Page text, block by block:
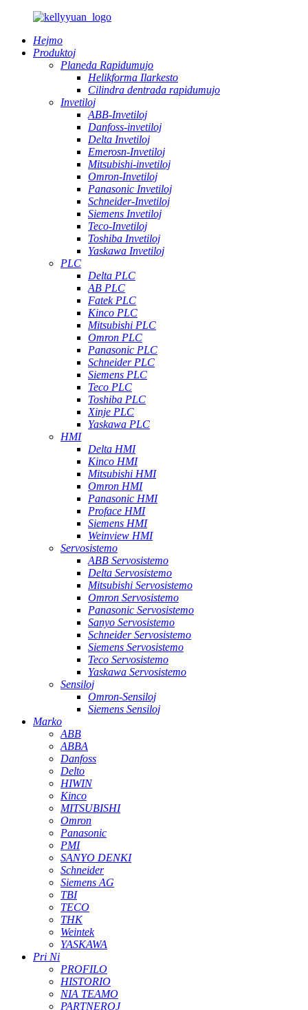
Hejmo
Produktoj
Planeda Rapidumujo
Helikforma Ilarkesto
Cilindra dentrada rapidumujo
Invetiloj
ABB-Invetiloj
Danfoss-invetiloj
Delta Invetiloj
Emerosn-Invetiloj
Mitsubishi-invetiloj
Omron-Invetiloj
Panasonic Invetiloj
Schneider-Invetiloj
Siemens Invetiloj
Teco-Invetiloj
Toshiba Invetiloj
Yaskawa Invetiloj
PLC
Delta PLC
AB PLC
Fatek PLC
Kinco PLC
Mitsubishi PLC
Omron PLC
Panasonic PLC
Schneider PLC
Siemens PLC
Teco PLC
Toshiba PLC
Xinje PLC
Yaskawa PLC
HMI
Delta HMI
Kinco HMI
Mitsubishi HMI
Omron HMI
Panasonic HMI
Proface HMI
Siemens HMI
Weinview HMI
Servosistemo
ABB Servosistemo
Delta Servosistemo
Mitsubishi Servosistemo
Omron Servosistemo
Panasonic Servosistemo
Sanyo Servosistemo
Schneider Servosistemo
Siemens Servosistemo
Teco Servosistemo
Yaskawa Servosistemo
Sensiloj
Omron-Sensiloj
Siemens Sensiloj
Marko
ABB
ABBA
Danfoss
Delto
HIWIN
Kinco
MITSUBISHI
Omron
Panasonic
PMI
SANYO DENKI
Schneider
Siemens AG
TBI
TECO
THK
Weintek
YASKAWA
Pri Ni
PROFILO
HISTORIO
NIA TEAMO
PARTNEROJ